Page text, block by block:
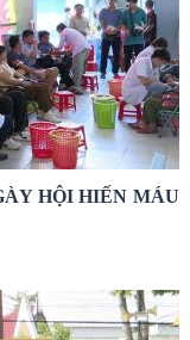
HỘI HIẾN MÁU